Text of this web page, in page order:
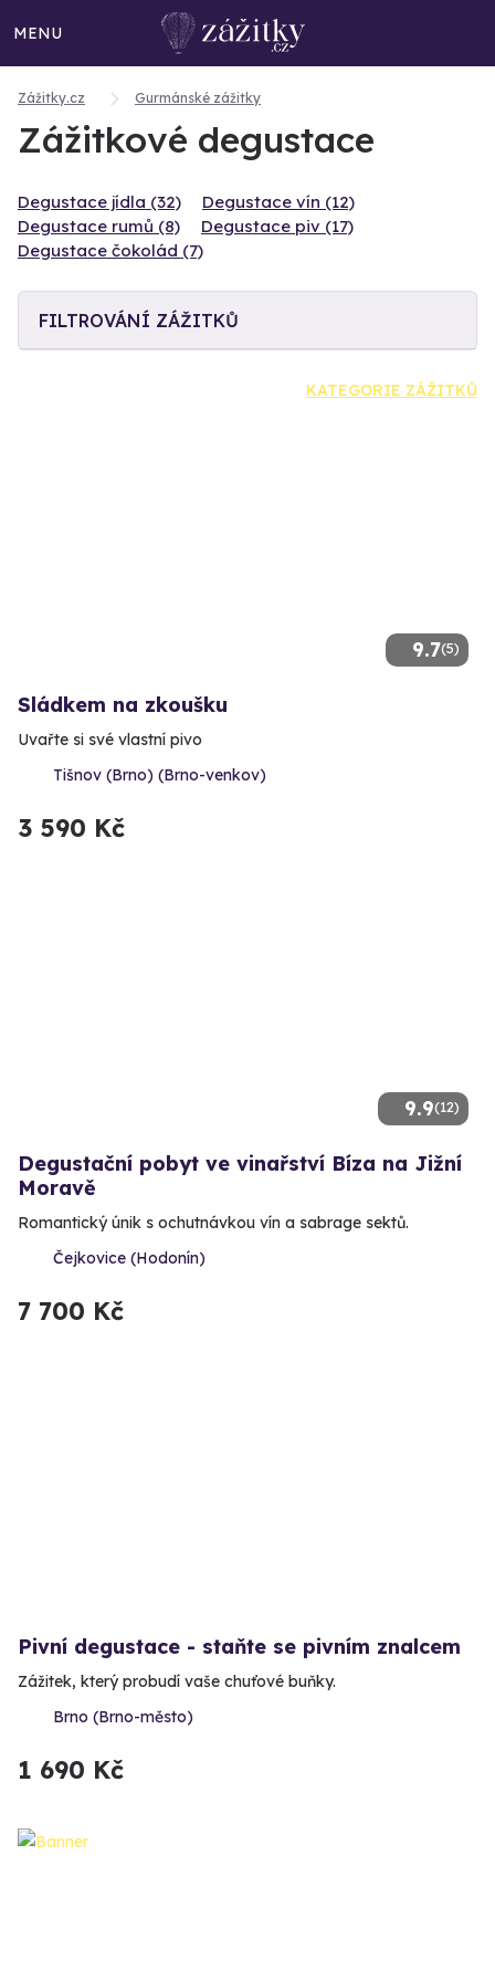
MENU
Zážitky.cz Gurmánské zážitky
Zážitkové degustace
Degustace jídla (32)
Degustace vín (12)
Degustace rumů (8)
Degustace piv (17)
Degustace čokolád (7)
FILTROVÁNÍ ZÁŽITKŮ
KATEGORIE ZÁŽITKŮ
9.7(5)
Sládkem na zkoušku
Uvařte si své vlastní pivo
Tišnov (Brno) (Brno-venkov)
3 590 Kč
9.9(12)
Degustační pobyt ve vinařství Bíza na Jižní
Moravě
Romantický únik s ochutnávkou vín a sabrage sektů.
Čejkovice (Hodonín)
7 700 Kč
Pivní degustace - staňte se pivním znalcem
Zážitek, který probudí vaše chuťové buňky.
Brno (Brno-město)
1 690 Kč